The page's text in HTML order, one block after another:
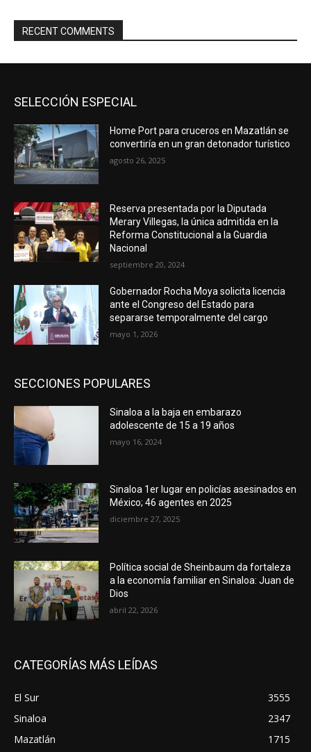
RECENT COMMENTS
SELECCIÓN ESPECIAL
Home Port para cruceros en Mazatlán se
convertiría en un gran detonador turístico
agosto 26, 2025
Reserva presentada por la Diputada
Merary Villegas, la única admitida en la
Reforma Constitucional a la Guardia
Nacional
septiembre 20, 2024
Gobernador Rocha Moya solicita licencia
ante el Congreso del Estado para
separarse temporalmente del cargo
mayo 1, 2026
SECCIONES POPULARES
Sinaloa a la baja en embarazo
adolescente de 15 a 19 años
mayo 16, 2024
Sinaloa 1er lugar en policías asesinados en
México; 46 agentes en 2025
diciembre 27, 2025
Política social de Sheinbaum da fortaleza
a la economía familiar en Sinaloa: Juan de
Dios
abril 22, 2026
CATEGORÍAS MÁS LEÍDAS
El Sur
3555
Sinaloa
2347
Mazatlán
1715